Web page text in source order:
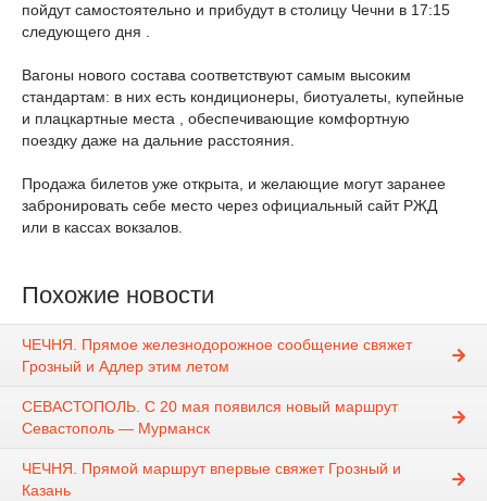
пойдут самостоятельно и прибудут в столицу Чечни в 17:15
следующего дня .
Вагоны нового состава соответствуют самым высоким
стандартам: в них есть кондиционеры, биотуалеты, купейные
и плацкартные места , обеспечивающие комфортную
поездку даже на дальние расстояния.
Продажа билетов уже открыта, и желающие могут заранее
забронировать себе место через официальный сайт РЖД
или в кассах вокзалов.
Похожие новости
ЧЕЧНЯ. Прямое железнодорожное сообщение свяжет
Грозный и Адлер этим летом
СЕВАСТОПОЛЬ. С 20 мая появился новый маршрут
Севастополь — Мурманск
ЧЕЧНЯ. Прямой маршрут впервые свяжет Грозный и
Казань